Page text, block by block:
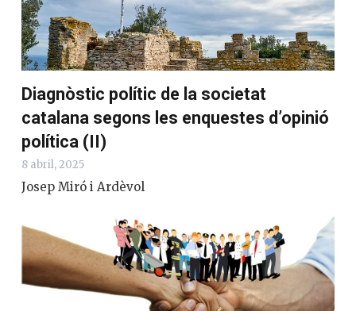
Diagnòstic polític de la societat
catalana segons les enquestes d’opinió
política (II)
8 abril, 2025
Josep Miró i Ardèvol